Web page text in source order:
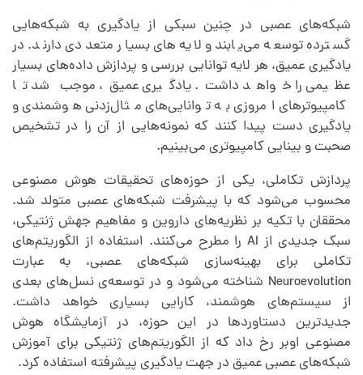
شبکه‌های عصبی در چنین سبکی از یادگیری به شبکه‌هایی
گسترده توسعه می‌یابند و لایه‌های بسیار متعددی دارند. در
یادگیری عمیق، هر لایه توانایی بررسی و پردازش داده‌های بسیار
عظیمی را خواهد داشت. یادگیری عمیق، موجب شد تا
کامپیوترهای امروزی به توانایی‌های مثال‌زدنی هوشمندی و
یادگیری دست پیدا کنند که نمونه‌هایی از آن را در تشخیص
صحبت و بینایی کامپیوتری می‌بینیم.
پردازش تکاملی، یکی از حوزه‌های تحقیقات هوش مصنوعی
محسوب می‌شود که با پیشرفت شبکه‌های عصبی متولد شد.
محققان با تکیه بر نظریه‌های داروین و مفاهیم جهش ژنتیکی،
سبک جدیدی از AI را مطرح می‌کنند. استفاده از الگوریتم‌های
تکاملی برای بهینه‌سازی شبکه‌های عصبی، به عبارت
Neuroevolution شناخته می‌شود و در توسعه‌ی نسل‌های بعدی
از سیستم‌های هوشمند،‌ کارایی بسیاری خواهد داشت.
جدیدترین دستاوردها در این حوزه، در آزمایشگاه هوش
مصنوعی اوبر رخ داد که از الگوریتم‌های ژنتیکی برای آموزش
شبکه‌های عصبی عمیق در جهت یادگیری پیشرفته استفاده کرد.